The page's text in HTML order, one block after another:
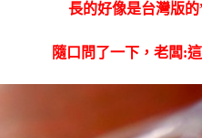
長的好像是台灣版的
隨口問了一下，老闆: